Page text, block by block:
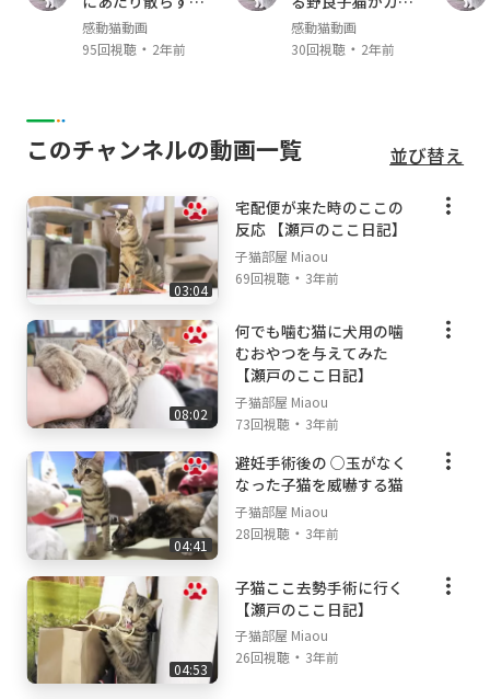
male ♂; May, 2021- ）
【猫部屋で使用している物】
[株式会社リッチェル]
木製お掃除簡単キャットサークル:
u.be/6VYYZS-Fk2o
u.be/edAgsb9IPnc
【撮影機材】
Canon C200
Eos R
Sennheiser
クザ猫
感動猫動画
95回視聴・ 2年前
イイ
感動猫動画
30回視聴・ 2年前
このチャンネルの動画一覧 並び替え
03:04
宅配便が来た時のここの
反応 【瀬戸のここ日記】
子猫部屋 Miaou
69回視聴 ・ 3年前
08:02
何でも噛む猫に犬用の噛
むおやつを与えてみた
【瀬戸のここ日記】
子猫部屋 Miaou
73回視聴 ・ 3年前
04:41
避妊手術後の ○玉がなく
なった子猫を威嚇する猫
子猫部屋 Miaou
28回視聴 ・ 3年前
04:53
子猫ここ去勢手術に行く
【瀬戸のここ日記】
子猫部屋 Miaou
26回視聴 ・ 3年前